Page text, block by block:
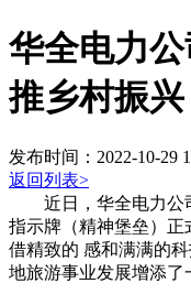
华全电力
推乡村振兴
发布时间：2022-10-
返回列表>
近日，华全电力公
指示牌（精神堡垒）
借精致的 感和满满的
地旅游事业发展增添了